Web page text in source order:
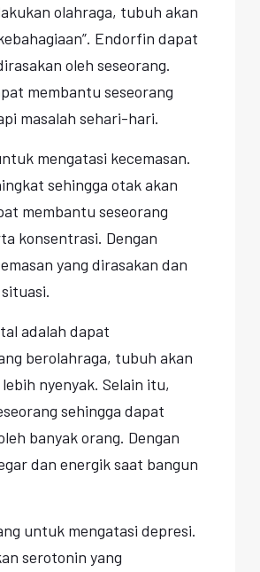
olahraga, tubuh akan
Endorfin dapat
oleh seseorang.
membantu seseorang
masalah sehari-hari.
mengatasi kecemasan.
sehingga otak akan
membantu seseorang
konsentrasi. Dengan
yang dirasakan dan
adalah dapat
berolahraga, tubuh akan
nyenyak. Selain itu,
sehingga dapat
banyak orang. Dengan
dan energik saat bangun
untuk mengatasi depresi.
serotonin yang